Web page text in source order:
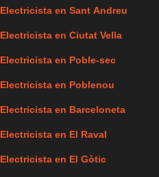
Electricista en Sant Andreu
Electricista en Ciutat Vella
Electricista en Poble-sec
Electricista en Poblenou
Electricista en Barceloneta
Electricista en El Raval
Electricista en El Gòtic